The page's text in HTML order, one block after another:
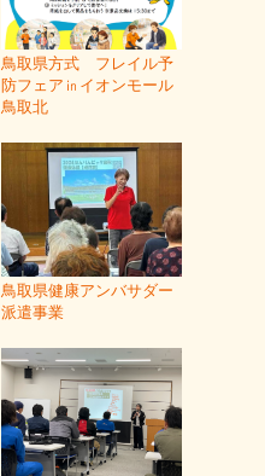
鳥取県方式 フレイル予
防フェア㏌イオンモール
鳥取北
鳥取県健康アンバサダー
派遣事業